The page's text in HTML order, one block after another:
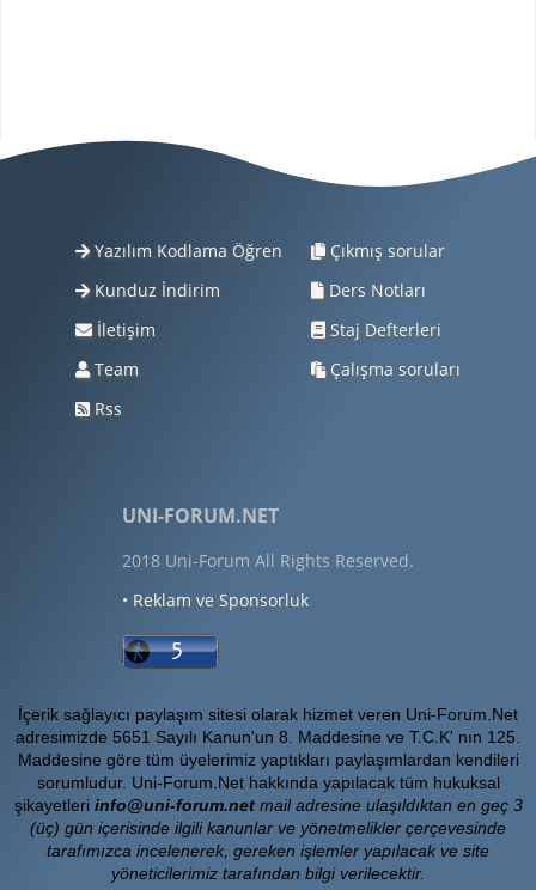
Yazılım Kodlama Öğren
Kunduz İndirim
İletişim
Team
Rss
Çıkmış sorular
Ders Notları
Staj Defterleri
Çalışma soruları
UNI-FORUM.NET
2018 Uni-Forum All Rights Reserved.
• Reklam ve Sponsorluk
İçerik sağlayıcı paylaşım sitesi olarak hizmet veren Uni-Forum.Net
adresimizde 5651 Sayılı Kanun'un 8. Maddesine ve T.C.K' nın 125.
Maddesine göre tüm üyelerimiz yaptıkları paylaşımlardan kendileri
sorumludur. Uni-Forum.Net hakkında yapılacak tüm hukuksal
şikayetleri info@uni-forum.netmail adresine ulaşıldıktan en geç 3
(üç) gün içerisinde ilgili kanunlar ve yönetmelikler çerçevesinde
tarafımızca incelenerek, gereken işlemler yapılacak ve site
yöneticilerimiz tarafından bilgi verilecektir.